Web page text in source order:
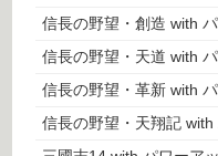
信長の野望・創造 with
信長の野望・天道 with
信長の野望・革新 with
信長の野望・天翔記